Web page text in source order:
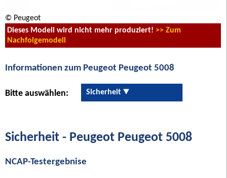
© Peugeot
Dieses Modell wird nicht mehr produziert! >> Zum
Nachfolgemodell
Informationen zum Peugeot Peugeot 5008
Bitte auswählen: Sicherheit
Sicherheit - Peugeot Peugeot 5008
NCAP-Testergebnise